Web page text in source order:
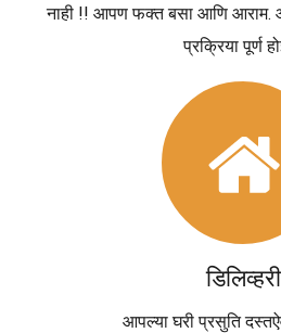
नाही !! आपण फक्त बसा आणि आराम.
प्रक्रिया पूर्ण
डिलिव्हरी
आपल्या घरी प्रसुति